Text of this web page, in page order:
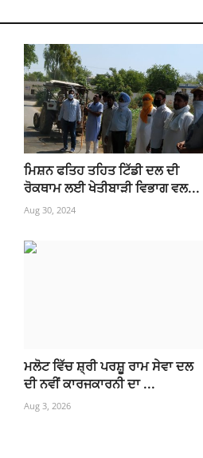
ਮਿਸ਼ਨ ਫਤਿਹ ਤਹਿਤ ਟਿੱਡੀ ਦਲ ਦੀ
ਰੋਕਥਾਮ ਲਈ ਖੇਤੀਬਾੜੀ ਵਿਭਾਗ ਵਲ...
Aug 30, 2024
ਮਲੋਟ ਵਿੱਚ ਸ਼੍ਰੀ ਪਰਸ਼ੂ ਰਾਮ ਸੇਵਾ ਦਲ
ਦੀ ਨਵੀਂ ਕਾਰਜਕਾਰਨੀ ਦਾ ...
Aug 3, 2026